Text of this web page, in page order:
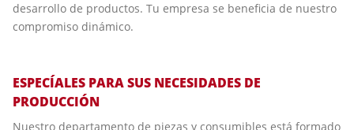
desarrollo de productos. Tu empresa se beneficia de nuestro
compromiso dinámico.
ESPECÍALES PARA SUS NECESIDADES DE
PRODUCCIÓN
Nuestro departamento de piezas y consumibles está formado